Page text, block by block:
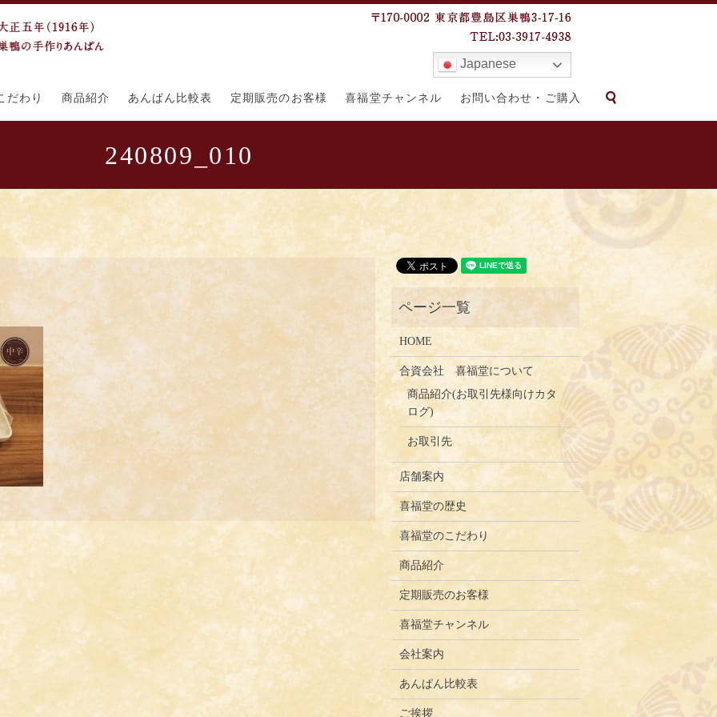
Japanese
だわり 商品紹介 あんぱん比較表 定期販売のお客様 喜福堂チャンネル お問い合わせ・ご購入
240809_010
HOME
合資会社 喜福堂について
商品紹介(お取引先様向けカタ
ログ)
お取引先
店舗案内
喜福堂の歴史
喜福堂のこだわり
商品紹介
定期販売のお客様
喜福堂チャンネル
会社案内
あんぱん比較表
ご挨拶